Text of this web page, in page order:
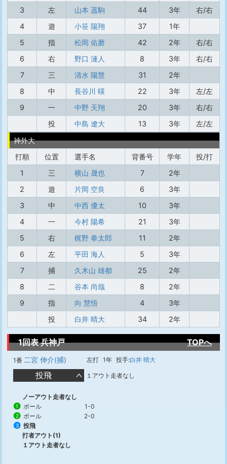
3
左 山本 遥駒 44 3年
右/右
4
遊 小笹 陽翔 37
1年
5
指 松岡 佑磨 42 2年
右/右
6
右 野口 漣人 8 3年
右/右
7
三 清水 陽慧 31
2年
8
中 長谷川 暎 22 3年
左/左
9
一 中野 天翔 20 3年
右/右
投
中島 遼大 13 3年
左/左
神外大
打順
位置 選手名 背番号 学年
投/打
1
三 横山 晟也 7
2年
2
遊 片岡 空良 6
3年
3
中 中西 優太 10
3年
4
一 今村 陽希 21
3年
5
右 梶野 拳太郎 11
2年
6
左 平田 海人 5
3年
7
捕 久木山 雄都 25
2年
8
二 谷本 尚哉 8
2年
9
指 向 慧悟 4
3年
投
白井 晴大 34 2年
1回表 兵神戸 TOPへ
1番 二宮 伸介(捕) 左打 1年 投手:白井 晴大
投飛 １アウト走者なし
ノーアウト走者なし
1 ボール 1-0
2 ボール 2-0
3
投飛
打者アウト(1)
１アウト走者なし